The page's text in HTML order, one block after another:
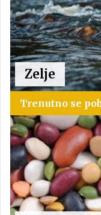
Zelje
Trenutno se